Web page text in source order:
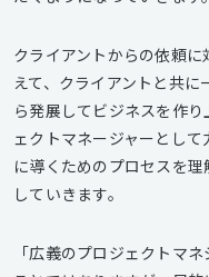
クライアントからの依頼
えて、クライアントと共
ら発展してビジネスを作
ェクトマネージャーとし
に導くためのプロセスを
していきます。
「広義のプロジェクトマ